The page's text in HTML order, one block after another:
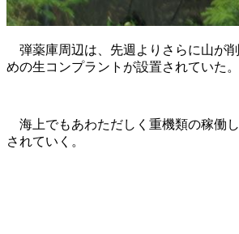
弾薬庫周辺は、先週よりさらに山が
めの生コンプラントが設置されていた。
海上でもあわただしく重機類の稼働
されていく。